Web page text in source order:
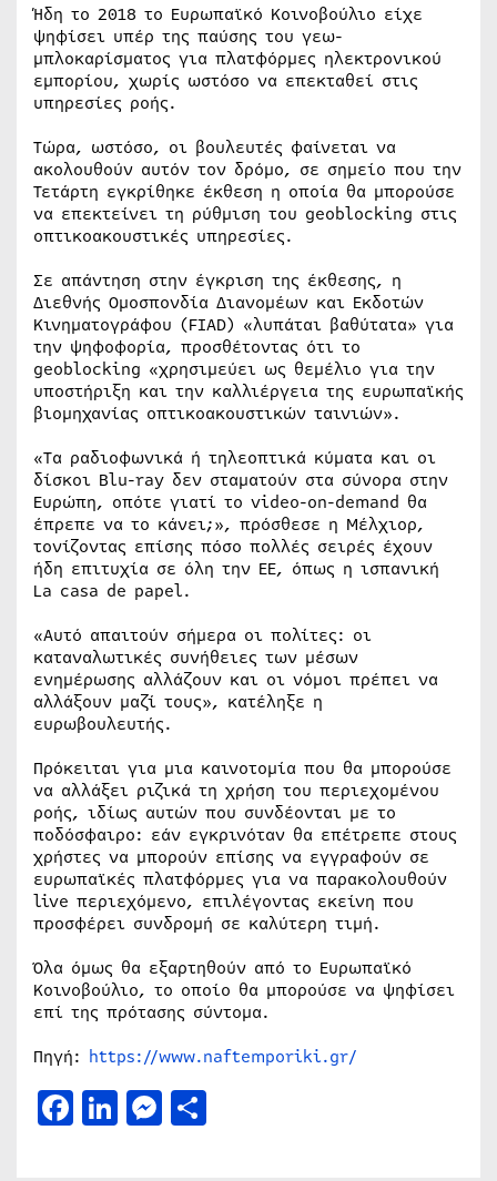
Ήδη το 2018 το Ευρωπαϊκό Κοινοβούλιο είχε
ψηφίσει υπέρ της παύσης του γεω-
μπλοκαρίσματος για πλατφόρμες ηλεκτρονικού
εμπορίου, χωρίς ωστόσο να επεκταθεί στις
υπηρεσίες ροής.
Τώρα, ωστόσο, οι βουλευτές φαίνεται να
ακολουθούν αυτόν τον δρόμο, σε σημείο που την
Τετάρτη εγκρίθηκε έκθεση η οποία θα μπορούσε
να επεκτείνει τη ρύθμιση του geoblocking στις
οπτικοακουστικές υπηρεσίες.
Σε απάντηση στην έγκριση της έκθεσης, η
Διεθνής Ομοσπονδία Διανομέων και Εκδοτών
Κινηματογράφου (FIAD) «λυπάται βαθύτατα» για
την ψηφοφορία, προσθέτοντας ότι το
geoblocking «χρησιμεύει ως θεμέλιο για την
υποστήριξη και την καλλιέργεια της ευρωπαϊκής
βιομηχανίας οπτικοακουστικών ταινιών».
«Τα ραδιοφωνικά ή τηλεοπτικά κύματα και οι
δίσκοι Blu-ray δεν σταματούν στα σύνορα στην
Ευρώπη, οπότε γιατί το video-on-demand θα
έπρεπε να το κάνει;», πρόσθεσε η Μέλχιορ,
τονίζοντας επίσης πόσο πολλές σειρές έχουν
ήδη επιτυχία σε όλη την ΕΕ, όπως η ισπανική
La casa de papel.
«Αυτό απαιτούν σήμερα οι πολίτες: οι
καταναλωτικές συνήθειες των μέσων
ενημέρωσης αλλάζουν και οι νόμοι πρέπει να
αλλάξουν μαζί τους», κατέληξε η
ευρωβουλευτής.
Πρόκειται για μια καινοτομία που θα μπορούσε
να αλλάξει ριζικά τη χρήση του περιεχομένου
ροής, ιδίως αυτών που συνδέονται με το
ποδόσφαιρο: εάν εγκρινόταν θα επέτρεπε στους
χρήστες να μπορούν επίσης να εγγραφούν σε
ευρωπαϊκές πλατφόρμες για να παρακολουθούν
live περιεχόμενο, επιλέγοντας εκείνη που
προσφέρει συνδρομή σε καλύτερη τιμή.
Όλα όμως θα εξαρτηθούν από το Ευρωπαϊκό
Κοινοβούλιο, το οποίο θα μπορούσε να ψηφίσει
επί της πρότασης σύντομα.
Πηγή: https://www.naftemporiki.gr/
Facebook
LinkedIn
Messenger